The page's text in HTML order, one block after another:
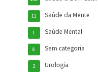
Saúde da Mente
11
Saúde Mental
1
Sem categoria
8
Urologia
2